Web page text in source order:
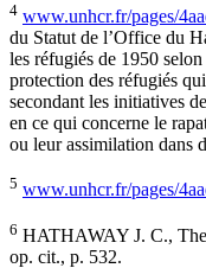
4 www.unhcr.fr/pages/
du Statut de l’Office du
les réfugiés de 1950
protection des réfugiés
secondant les initiatives
en ce qui concerne le
ou leur assimilation dans
5 www.unhcr.fr/pages/
6 HATHAWAY J. C.,
op. cit., p. 532.